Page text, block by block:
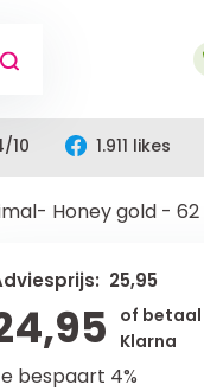
10 1.911 likes
Honey gold - 62
25,95
of
Klarna
bespaart 4%